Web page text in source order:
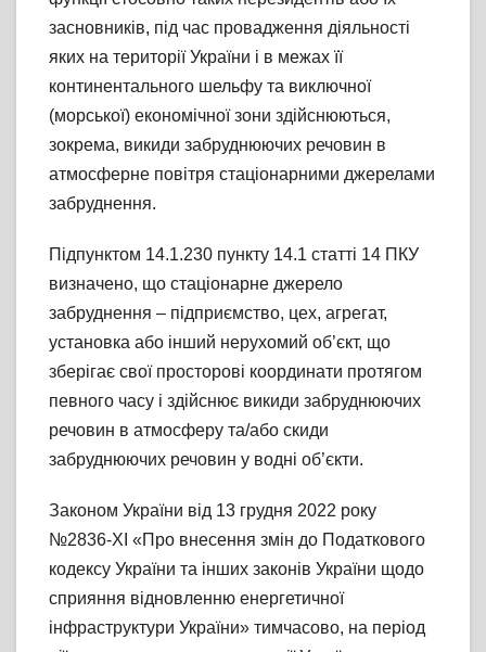
засновників, під час провадження діяльності
яких на території України і в межах її
континентального шельфу та виключної
(морської) економічної зони здійснюються,
зокрема, викиди забруднюючих речовин в
атмосферне повітря стаціонарними джерелами
забруднення.
Підпунктом 14.1.230 пункту 14.1 статті 14 ПКУ
визначено, що стаціонарне джерело
забруднення – підприємство, цех, агрегат,
установка або інший нерухомий об’єкт, що
зберігає свої просторові координати протягом
певного часу і здійснює викиди забруднюючих
речовин в атмосферу та/або скиди
забруднюючих речовин у водні об’єкти.
Законом України від 13 грудня 2022 року
№2836-ХІ «Про внесення змін до Податкового
кодексу України та інших законів України щодо
сприяння відновленню енергетичної
інфраструктури України» тимчасово, на період